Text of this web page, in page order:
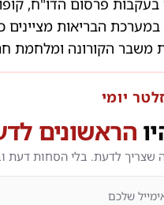
במערכת הבריאות
משבר הקורונה ומלחמת
יומי
הראשונים
שצריך לדעת. בלי הסחות דעת